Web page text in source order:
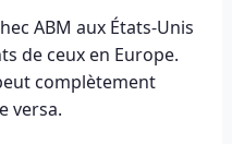
ABM aux États-Unis
de ceux en Europe.
complètement
versa.